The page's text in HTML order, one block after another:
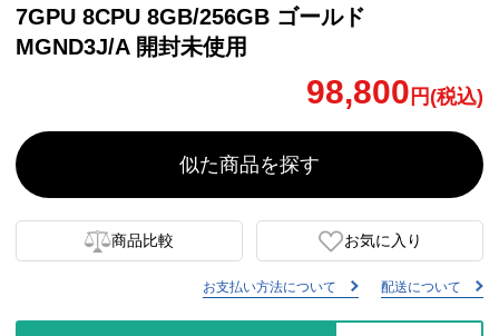
7GPU 8CPU 8GB/256GB ゴールド
MGND3J/A 開封未使用
98,800 円(税込)
似た商品を探す
商品比較 お気に入り
お支払い方法について 配送について